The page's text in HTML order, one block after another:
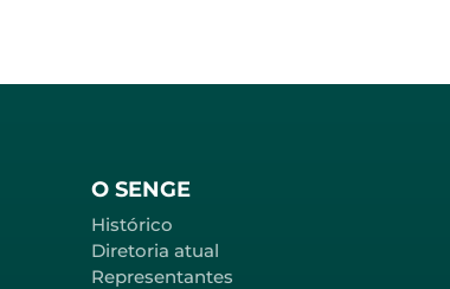
O SENGE
Histórico
Diretoria atual
Representantes